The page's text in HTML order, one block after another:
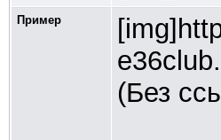
Пример
(Без